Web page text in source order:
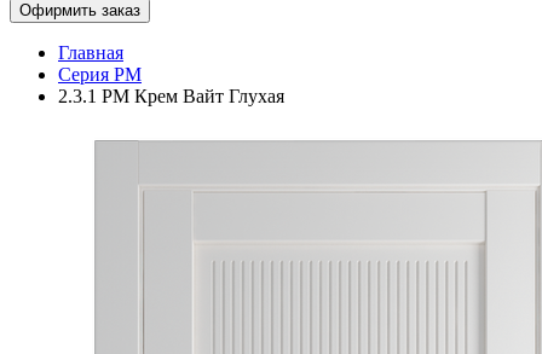
Офирмить заказ
Главная
Серия PM
2.3.1 PM Крем Вайт Глухая